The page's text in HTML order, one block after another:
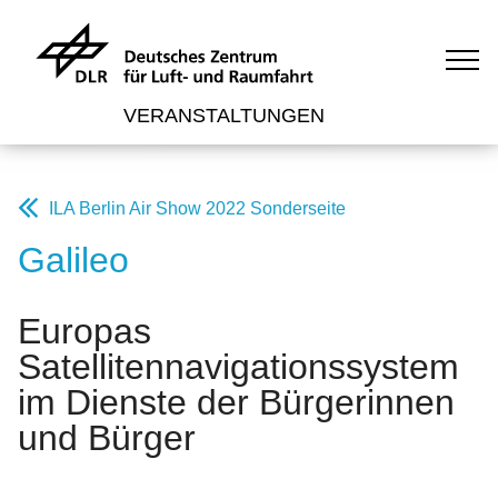
VERANSTALTUNGEN
ILA Berlin Air Show 2022 Sonderseite
Galileo
Europas
Satellitennavigationssystem
im Dienste der Bürgerinnen
und Bürger